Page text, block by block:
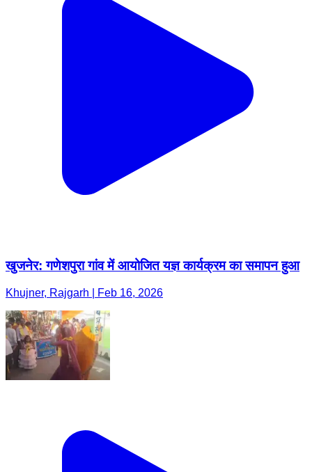
खुजनेर: गणेशपुरा गांव में आयोजित यज्ञ कार्यक्रम का समापन हुआ
Khujner, Rajgarh | Feb 16, 2026